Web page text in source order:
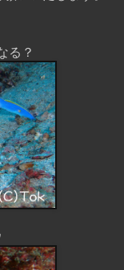
る？